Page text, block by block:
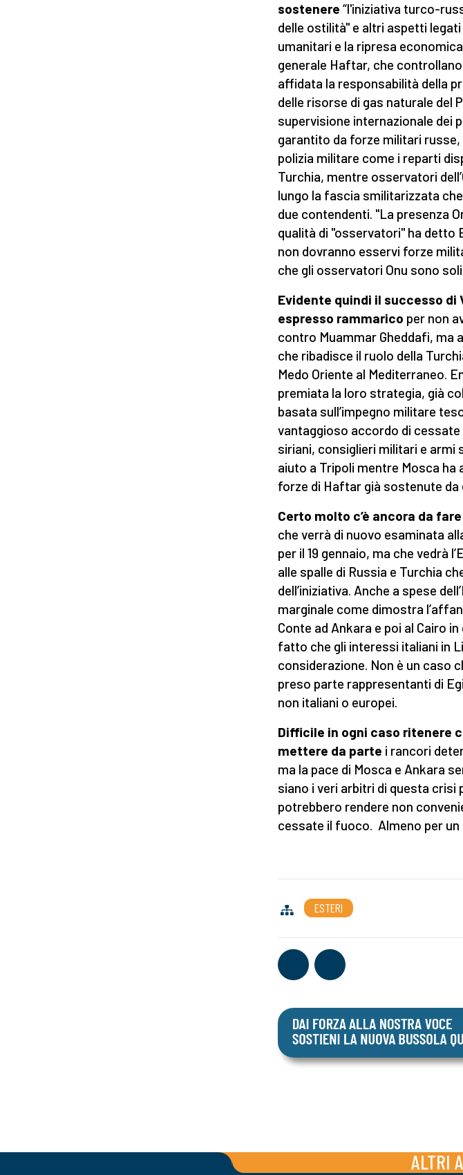
sostenere “l'iniziativa turco-
delle ostilità" e altri aspetti
umanitari e la ripresa
generale Haftar, che
affidata la responsabilità della
delle risorse di gas naturale del
supervisione internazionale dei
garantito da forze militari
polizia militare come i reparti
Turchia, mentre osservatori
lungo la fascia smilitarizzata
due contendenti. "La presenza
qualità di "osservatori" ha detto
non dovranno esservi forze
che gli osservatori Onu sono
Evidente quindi il successo di
espresso rammarico per non
contro Muammar Gheddafi, ma
che ribadisce il ruolo della
Medo Oriente al Mediterraneo.
premiata la loro strategia, già
basata sull’impegno militare
vantaggioso accordo di
siriani, consiglieri militari e armi
aiuto a Tripoli mentre Mosca
forze di Haftar già sostenute da
Certo molto c’è ancora da
che verrà di nuovo esaminata
per il 19 gennaio, ma che vedrà
alle spalle di Russia e Turchia
dell’iniziativa. Anche a spese
marginale come dimostra
Conte ad Ankara e poi al Cairo
fatto che gli interessi italiani in
considerazione. Non è un caso
preso parte rappresentanti di
non italiani o europei.
Difficile in ogni caso ritenere
mettere da parte i rancori
ma la pace di Mosca e Ankara
siano i veri arbitri di questa crisi
potrebbero rendere non
cessate il fuoco. Almeno per un
ESTERI
ALTRI